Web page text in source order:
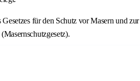
für den Schutz vor Masern und zur